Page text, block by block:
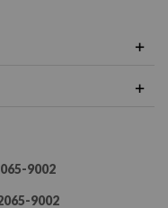
9002
9002